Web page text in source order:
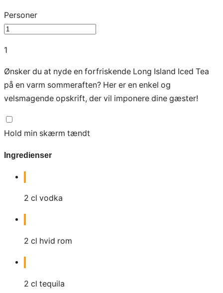
Personer
1
Ønsker du at nyde en forfriskende Long Island Iced Tea
på en varm sommeraften? Her er en enkel og
velsmagende opskrift, der vil imponere dine gæster!
Hold min skærm tændt
Ingredienser
2 cl vodka
2 cl hvid rom
2 cl tequila